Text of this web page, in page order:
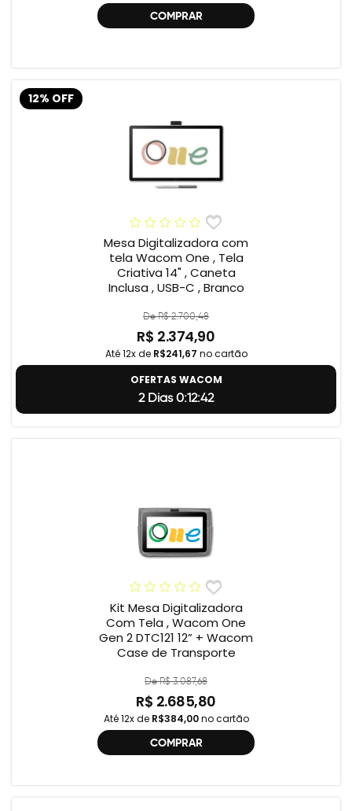
COMPRAR
12% OFF
Mesa Digitalizadora com
tela Wacom One , Tela
Criativa 14" , Caneta
Inclusa , USB-C , Branco
De R$ 2.700,48
R$ 2.374,90
Até 12x de R$241,67 no cartão
OFERTAS WACOM
2 Dias 0:12:41
Kit Mesa Digitalizadora
Com Tela , Wacom One
Gen 2 DTC121 12” + Wacom
Case de Transporte
De R$ 3.087,68
R$ 2.685,80
Até 12x de R$384,00no cartão
COMPRAR